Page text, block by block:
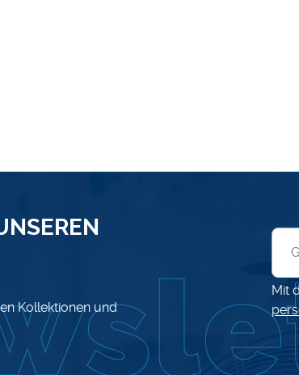
Kollektionen und
Mit